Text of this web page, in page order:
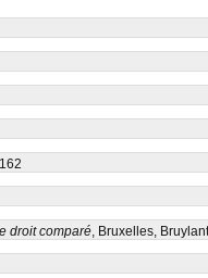
droit comparé, Bruxelles,